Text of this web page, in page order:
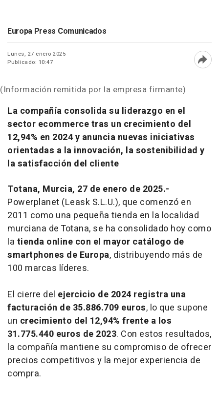
Europa Press Comunicados
Lunes, 27 enero 2025
Publicado: 10:47
(Información remitida por la empresa firmante)
La compañía consolida su liderazgo en el
sector ecommerce tras un crecimiento del
12,94% en 2024 y anuncia nuevas iniciativas
orientadas a la innovación, la sostenibilidad y
la satisfacción del cliente
Totana, Murcia, 27 de enero de 2025.-
Powerplanet (Leask S.L.U.), que comenzó en
2011 como una pequeña tienda en la localidad
murciana de Totana, se ha consolidado hoy como
la tienda online con el mayor catálogo de
smartphones de Europa, distribuyendo más de
100 marcas líderes.
El cierre del ejercicio de 2024 registra una
facturación de 35.886.709 euros, lo que supone
un crecimiento del 12,94% frente a los
31.775.440 euros de 2023. Con estos resultados,
la compañía mantiene su compromiso de ofrecer
precios competitivos y la mejor experiencia de
compra.